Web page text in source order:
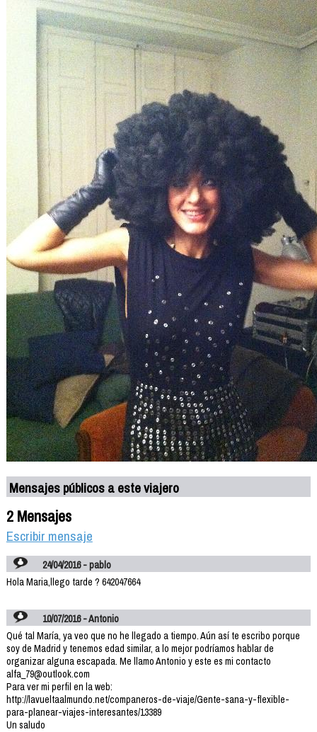
Mensajes públicos a este viajero
2 Mensajes
Escribir mensaje
24/04/2016 - pablo
Hola Maria,llego tarde ? 642047664
10/07/2016 - Antonio
Qué tal María, ya veo que no he llegado a tiempo. Aún así te escribo porque
soy de Madrid y tenemos edad similar, a lo mejor podríamos hablar de
organizar alguna escapada. Me llamo Antonio y este es mi contacto
alfa_79@outlook.com
Para ver mi perfil en la web:
http://lavueltaalmundo.net/companeros-de-viaje/Gente-sana-y-flexible-
para-planear-viajes-interesantes/13389
Un saludo